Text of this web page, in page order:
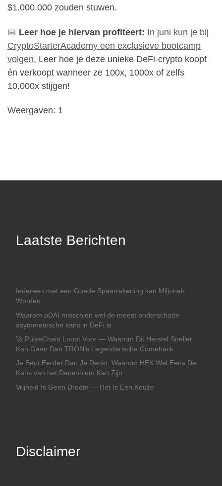
$1.000.000 zouden stuwen.
📅 Leer hoe je hiervan profiteert: In juni kun je bij
CryptoStarterAcademy een exclusieve bootcamp
volgen. Leer hoe je deze unieke DeFi-crypto koopt
én verkoopt wanneer ze 100x, 1000x of zelfs
10.000x stijgen!
Weergaven: 1
Laatste Berichten
Iedereen met een Goede Spaarrekening kan Miljonair
Worden
Waarom pDAI misschien wel de meest onderschatte
asymmetrische kans in DeFi is
🚀 PulseChain Loopt Voor — Waarom Dit Herstel Sneller
Kan Gaan Dan TRON’s Legendarische Comeback
Je Bent Eerder Dan Je Denkt: Waarom HEX Wel Eens De
Kans van het Decennium Kan Zijn
Vrijheid Is Geen Droom — Het Is Een Keuze
Disclaimer